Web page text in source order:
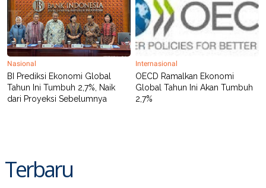
N
C
E
T
A
K
M
I
T
E
N
E
P
A
P
A
D
V
E
G
Nasional
BI Prediksi Ekonomi Global
Tahun Ini Tumbuh 2,7%, Naik
dari Proyeksi Sebelumnya
Internasional
OECD Ramalkan Ekonomi
Global Tahun Ini Akan Tumbuh
2,7%
Terbaru